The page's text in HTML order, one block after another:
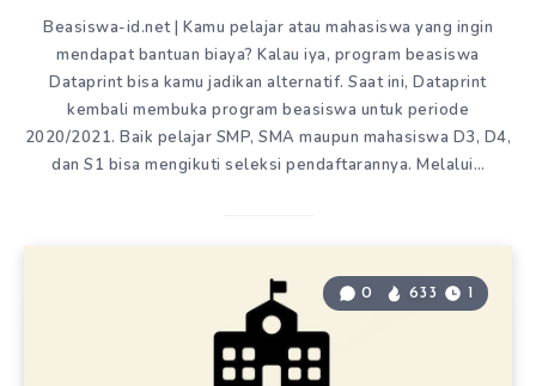
Beasiswa-id.net | Kamu pelajar atau mahasiswa yang ingin
mendapat bantuan biaya? Kalau iya, program beasiswa
Dataprint bisa kamu jadikan alternatif. Saat ini, Dataprint
kembali membuka program beasiswa untuk periode
2020/2021. Baik pelajar SMP, SMA maupun mahasiswa D3, D4,
dan S1 bisa mengikuti seleksi pendaftarannya. Melalui…
0 633 1